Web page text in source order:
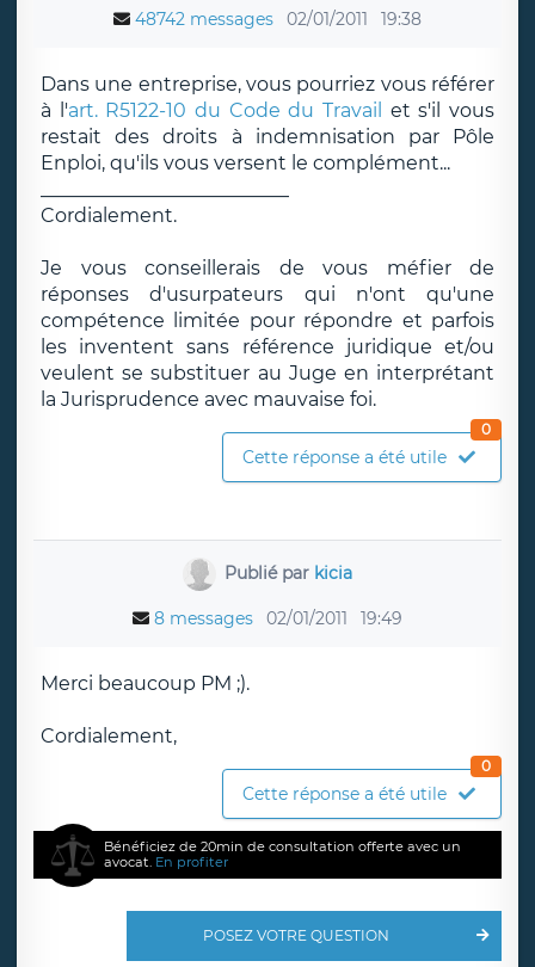
48742 messages 02/01/2011 19:38
Dans une entreprise, vous pourriez vous référer
à l'art. R5122-10 du Code du Travail
et s'il vous
restait des droits à indemnisation par Pôle
Enploi, qu'ils vous versent le complément...
Cordialement.
Je vous conseillerais de vous méfier de
réponses d'usurpateurs qui n'ont qu'une
compétence limitée pour répondre et parfois
les inventent sans référence juridique et/ou
veulent se substituer au Juge en interprétant
la Jurisprudence avec mauvaise foi.
Cette réponse a été utile
0
Publié par kicia
8 messages 02/01/2011 19:49
Merci beaucoup PM ;).
Cordialement,
Cette réponse a été utile
0
Bénéficiez de 20min de consultation offerte avec un
avocat. En profiter
POSEZ VOTRE QUESTION